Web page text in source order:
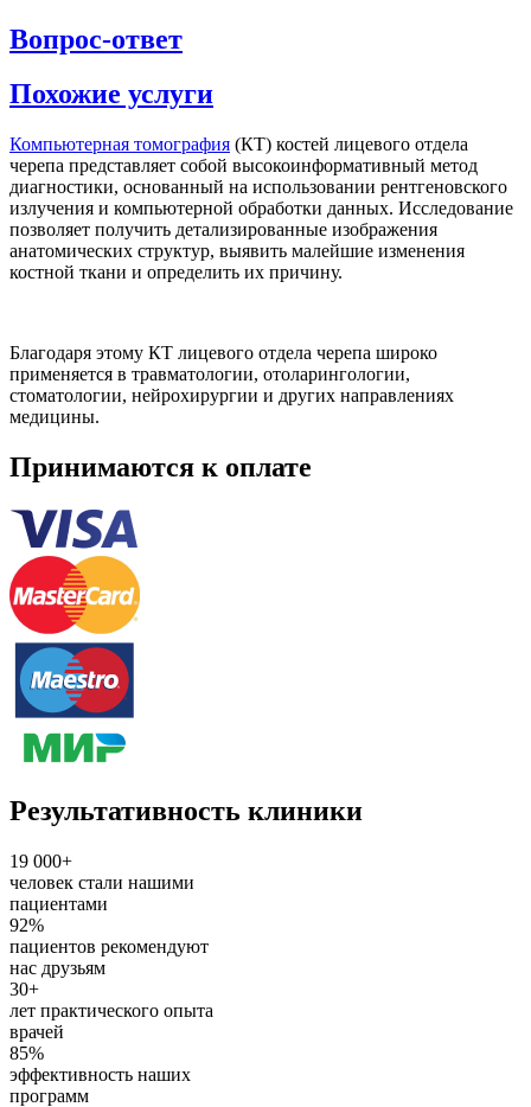
Вопрос-ответ
Похожие услуги
Компьютерная томография (КТ) костей лицевого отдела
черепа представляет собой высокоинформативный метод
диагностики, основанный на использовании рентгеновского
излучения и компьютерной обработки данных. Исследование
позволяет получить детализированные изображения
анатомических структур, выявить малейшие изменения
костной ткани и определить их причину.
Благодаря этому КТ лицевого отдела черепа широко
применяется в травматологии, отоларингологии,
стоматологии, нейрохирургии и других направлениях
медицины.
Принимаются к оплате
Результативность клиники
19 000+
человек стали нашими
пациентами
92%
пациентов рекомендуют
нас друзьям
30+
лет практического опыта
врачей
85%
эффективность наших
программ